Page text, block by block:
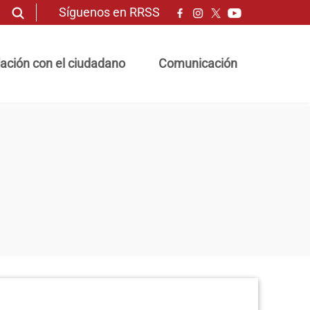
Síguenos en RRSS
con el ciudadano Comunicación